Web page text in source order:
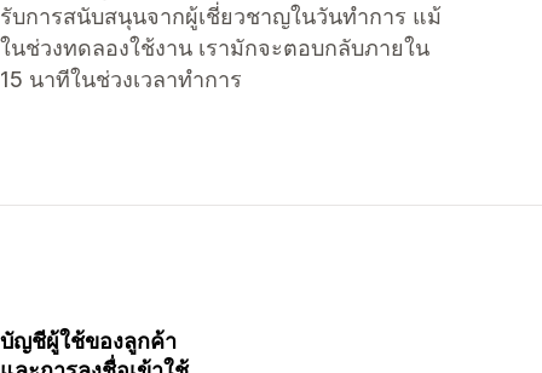
รับการสนับสนุนจากผู้เชี่ยวชาญในวันทำการ แม้
ในช่วงทดลองใช้งาน เรามักจะตอบกลับภายใน
15 นาทีในช่วงเวลาทำการ
บัญชีผู้ใช้ของลูกค้า